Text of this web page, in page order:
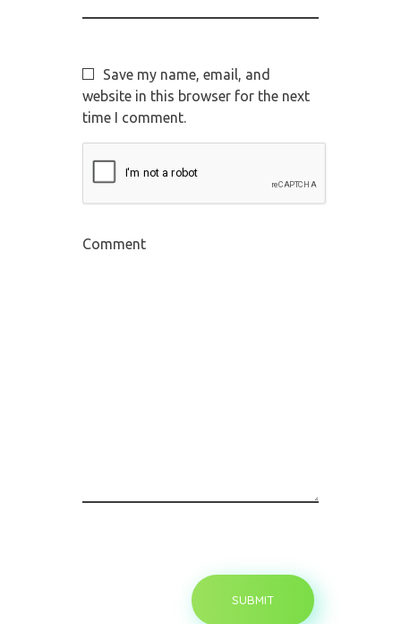
Save my name, email, and
website in this browser for the next
time I comment.
Comment